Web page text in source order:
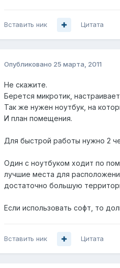
Вставить ник Цитата
Опубликовано 25 марта, 2011
Не скажите.
Берется микротик,
Так же нужен ноутбук, на
И план помещения.
Для быстрой работы нужно 2
Один с ноутбуком ходит по
лучшие места для
достаточно большую
Если использовать софт, то
Вставить ник Цитата